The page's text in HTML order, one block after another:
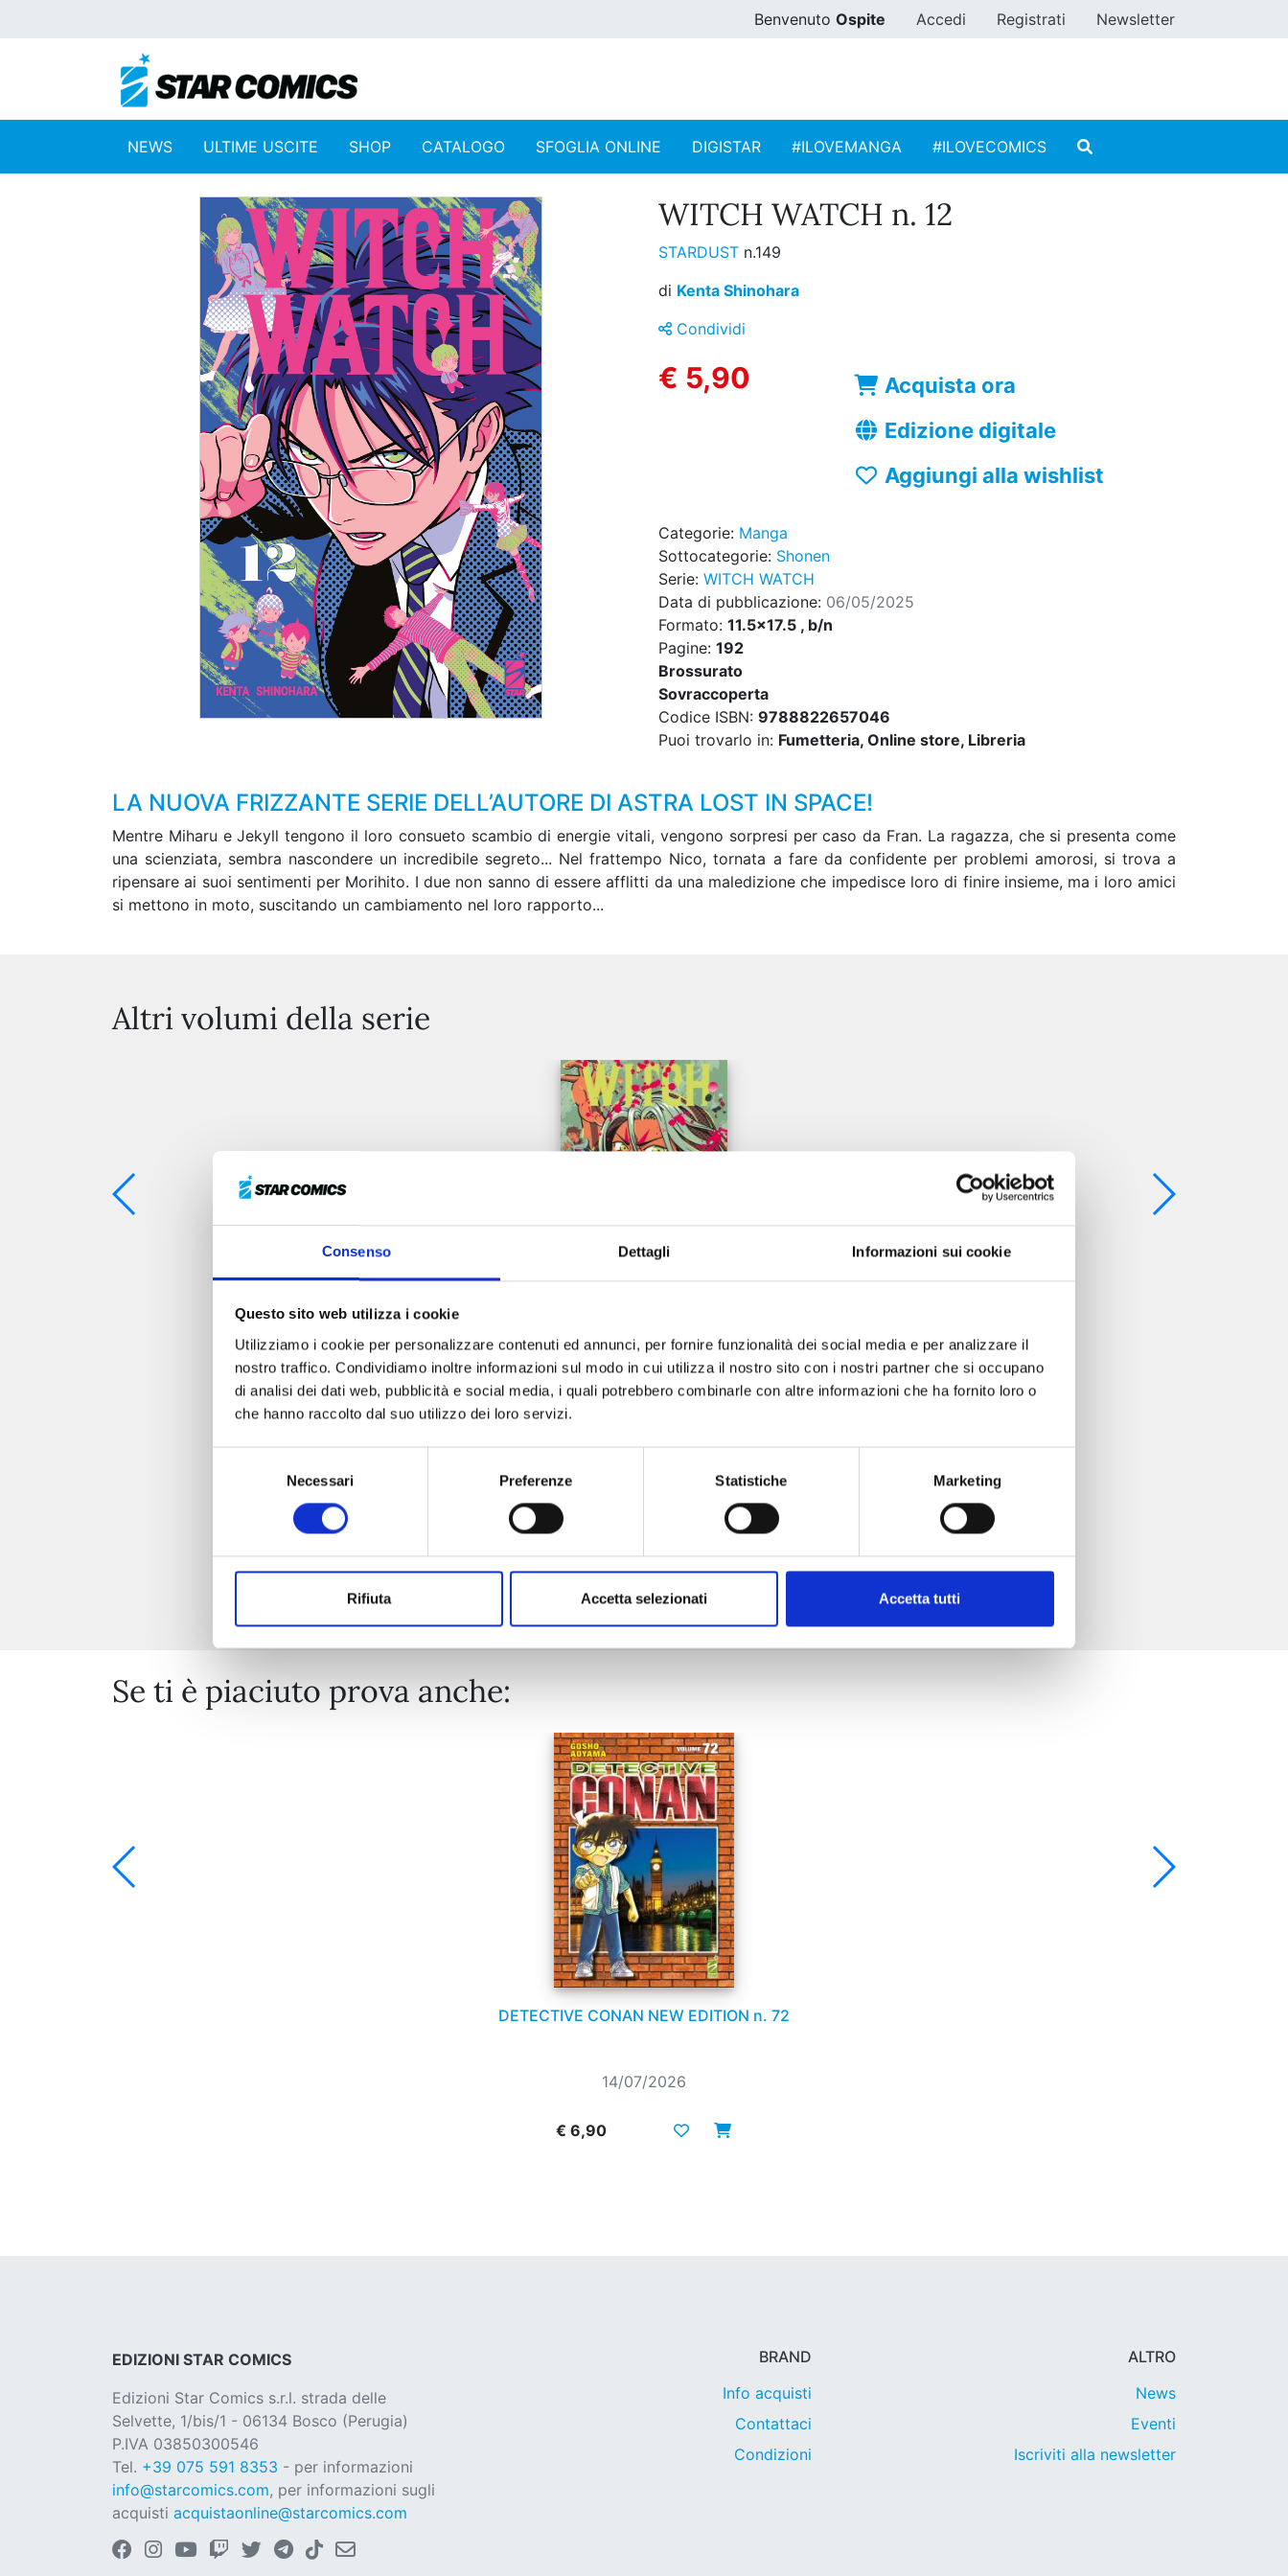
Consenso Dettagli Informazioni sui cookie
Questo sito web utilizza i cookie
Utilizziamo i cookie per personalizzare contenuti ed annunci, per fornire funzionalità dei social media e per analizzare il
nostro traffico. Condividiamo inoltre informazioni sul modo in cui utilizza il nostro sito con i nostri partner che si occupano
di analisi dei dati web, pubblicità e social media, i quali potrebbero combinarle con altre informazioni che ha fornito loro o
che hanno raccolto dal suo utilizzo dei loro servizi.
Necessari Preferenze Statistiche Marketing
Rifiuta Accetta selezionati Accetta tutti
Benvenuto Ospite Accedi Registrati Newsletter
NEWS ULTIME USCITE SHOP CATALOGO SFOGLIA ONLINE DIGISTAR #ILOVEMANGA #ILOVECOMICS
WITCH WATCH n. 12
STARDUST n.149
di Kenta Shinohara
Condividi
€ 5,90
Acquista ora
Edizione digitale
Aggiungi alla wishlist
Categorie: Manga
Sottocategorie: Shonen
Serie: WITCH WATCH
Data di pubblicazione: 06/05/2025
Formato: 11.5x17.5 , b/n
Pagine: 192
Brossurato
Sovraccoperta
Codice ISBN: 9788822657046
Puoi trovarlo in: Fumetteria, Online store, Libreria
LA NUOVA FRIZZANTE SERIE DELL’AUTORE DI ASTRA LOST IN SPACE!
Mentre Miharu e Jekyll tengono il loro consueto scambio di energie vitali, vengono sorpresi per caso da Fran. La ragazza, che si presenta come
una scienziata, sembra nascondere un incredibile segreto... Nel frattempo Nico, tornata a fare da confidente per problemi amorosi, si trova a
ripensare ai suoi sentimenti per Morihito. I due non sanno di essere afflitti da una maledizione che impedisce loro di finire insieme, ma i loro amici
si mettono in moto, suscitando un cambiamento nel loro rapporto...
Altri volumi della serie
WITCH WATCH n. 15
Mostra tutto
Se ti è piaciuto prova anche:
DETECTIVE CONAN NEW EDITION n. 72
14/07/2026
€ 6,90
EDIZIONI STAR COMICS
Edizioni Star Comics s.r.l. strada delle
Selvette, 1/bis/1 - 06134 Bosco (Perugia)
P.IVA 03850300546
Tel. +39 075 591 8353 - per informazioni
info@starcomics.com, per informazioni sugli
acquisti acquistaonline@starcomics.com
BRAND
Info acquisti
Contattaci
Condizioni
ALTRO
News
Eventi
Iscriviti alla newsletter